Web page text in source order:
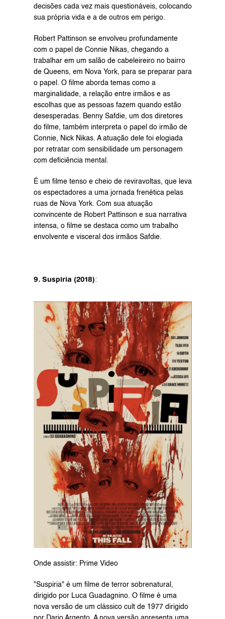
decisões cada vez mais questionáveis, colocando
sua própria vida e a de outros em perigo.
Robert Pattinson se envolveu profundamente
com o papel de Connie Nikas, chegando a
trabalhar em um salão de cabeleireiro no bairro
de Queens, em Nova York, para se preparar para
o papel. O filme aborda temas como a
marginalidade, a relação entre irmãos e as
escolhas que as pessoas fazem quando estão
desesperadas. Benny Safdie, um dos diretores
do filme, também interpreta o papel do irmão de
Connie, Nick Nikas. A atuação dele foi elogiada
por retratar com sensibilidade um personagem
com deficiência mental.
É um filme tenso e cheio de reviravoltas, que leva
os espectadores a uma jornada frenética pelas
ruas de Nova York. Com sua atuação
convincente de Robert Pattinson e sua narrativa
intensa, o filme se destaca como um trabalho
envolvente e visceral dos irmãos Safdie.
9. Suspiria (2018):
Onde assistir: Prime Video
"Suspiria" é um filme de terror sobrenatural,
dirigido por Luca Guadagnino. O filme é uma
nova versão de um clássico cult de 1977 dirigido